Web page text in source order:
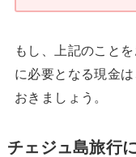
もし、上記のこと
に必要となる現金
おきましょう。
チェジュ島旅行